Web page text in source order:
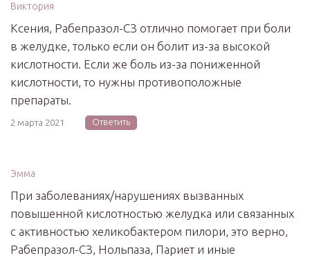
Виктория
Ксения, Рабепразол-СЗ отлично помогает при боли
в желудке, только если он болит из-за высокой
кислотности. Если же боль из-за пониженной
кислотности, то нужны противоположные
препараты.
2 марта 2021 Ответить
Эмма
При заболеваниях/нарушениях вызванных
повышенной кислотностью желудка или связанных
с активностью хеликобактером пилори, это верно,
Рабепразол-СЗ, Нольпаза, Париет и иные